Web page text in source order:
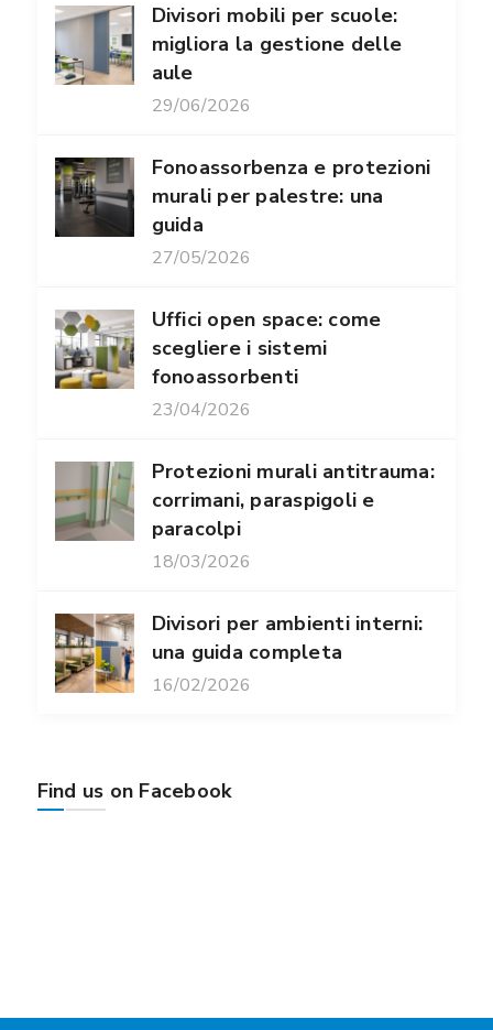
Divisori mobili per scuole:
migliora la gestione delle
aule
29/06/2026
Fonoassorbenza e protezioni
murali per palestre: una
guida
27/05/2026
Uffici open space: come
scegliere i sistemi
fonoassorbenti
23/04/2026
Protezioni murali antitrauma:
corrimani, paraspigoli e
paracolpi
18/03/2026
Divisori per ambienti interni:
una guida completa
16/02/2026
Find us on Facebook